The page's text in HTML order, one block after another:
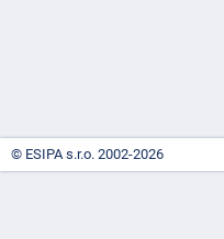
© ESIPA s.r.o. 2002-2026